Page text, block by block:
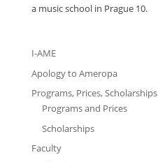
a music school in Prague 10.
I-AME
Apology to Ameropa
Programs, Prices, Scholarships
Programs and Prices
Scholarships
Faculty